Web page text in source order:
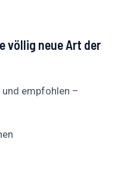
völlig neue Art der
empfohlen –